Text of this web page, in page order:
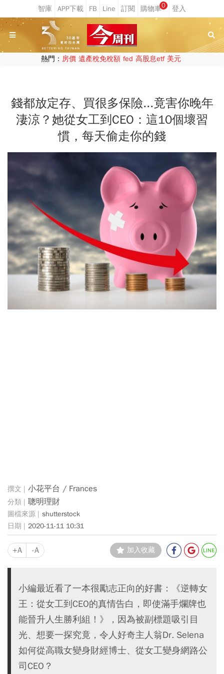
0
熱門： 房價 遺產稅免稅額 fed 高股息etf 美元
錢都放定存、買很多保險...竟害你晚年
淒涼？她從女工到CEO：這10個壞習
慣，每天偷走你的錢
小花平台 / Frances
聰明理財
shutterstock
2020-11-11 10:31
+A -A 加入收藏
小編最近看了一本很勵志正向的好書：《逆轉女
王：從女工到CEO的真情告白，即使滿手爛牌也
能晉升人生勝利組！》，因為被副標題吸引目
光、想要一探究竟，令人好奇主人翁Dr. Selena
如何從高職女變身財經博士、從女工變身網路公
司CEO？